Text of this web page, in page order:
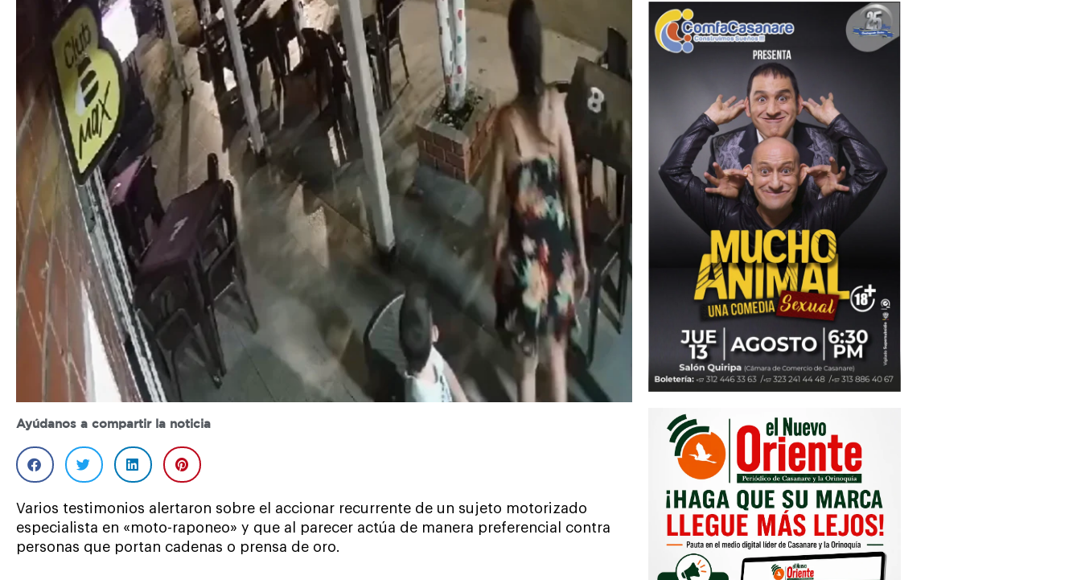
Ayúdanos a compartir la noticia
Varios testimonios alertaron sobre el accionar recurrente de un sujeto motorizado
especialista en «moto-raponeo» y que al parecer actúa de manera preferencial contra
personas que portan cadenas o prensa de oro.